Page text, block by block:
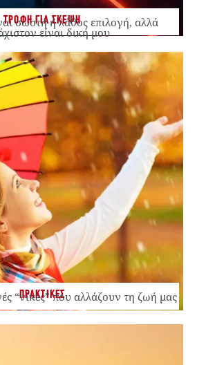
ΤΡΟΦΗ ΓΙΑ ΣΚΕΨΗ
σωστή ή λάθος επιλογή, αλλά
είναι δική μου
ΠΡΑΚΤΙΚΕΣ
“νίκες” που αλλάζουν τη ζωή μας